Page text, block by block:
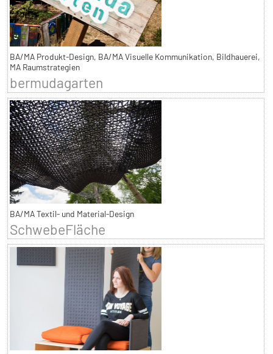
BA/MA Produkt-Design, BA/MA Visuelle Kommunikation, Bildhauerei,
MA Raumstrategien
bermudagarten
BA/MA Textil- und Material-Design
SchwebeFläche